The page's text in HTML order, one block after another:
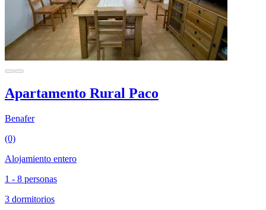
Apartamento Rural Paco
Benafer
(0)
Alojamiento entero
1 - 8 personas
3 dormitorios